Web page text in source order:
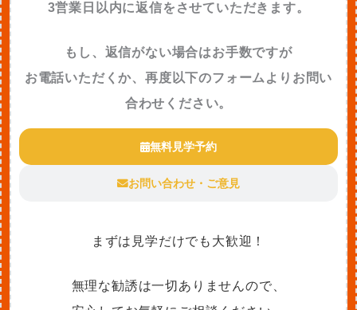
3営業日以内に返信をさせていただきます。
もし、返信がない場合はお手数ですが
お電話いただくか、再度以下のフォームよりお問い
合わせください。
無料見学予約
お問い合わせ・ご意見
まずは見学だけでも大歓迎！
無理な勧誘は一切ありませんので、